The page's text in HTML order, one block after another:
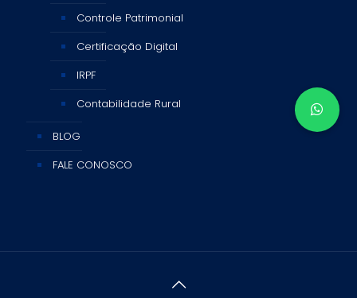
Controle Patrimonial
Certificação Digital
IRPF
Contabilidade Rural
BLOG
FALE CONOSCO